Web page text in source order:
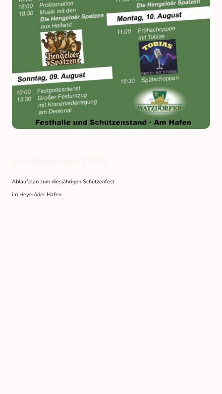
Ablaufplan zum diesjährigen Schützenfest
im Heyeröder Hafen.